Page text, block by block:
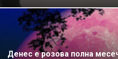
Денес е розова полна